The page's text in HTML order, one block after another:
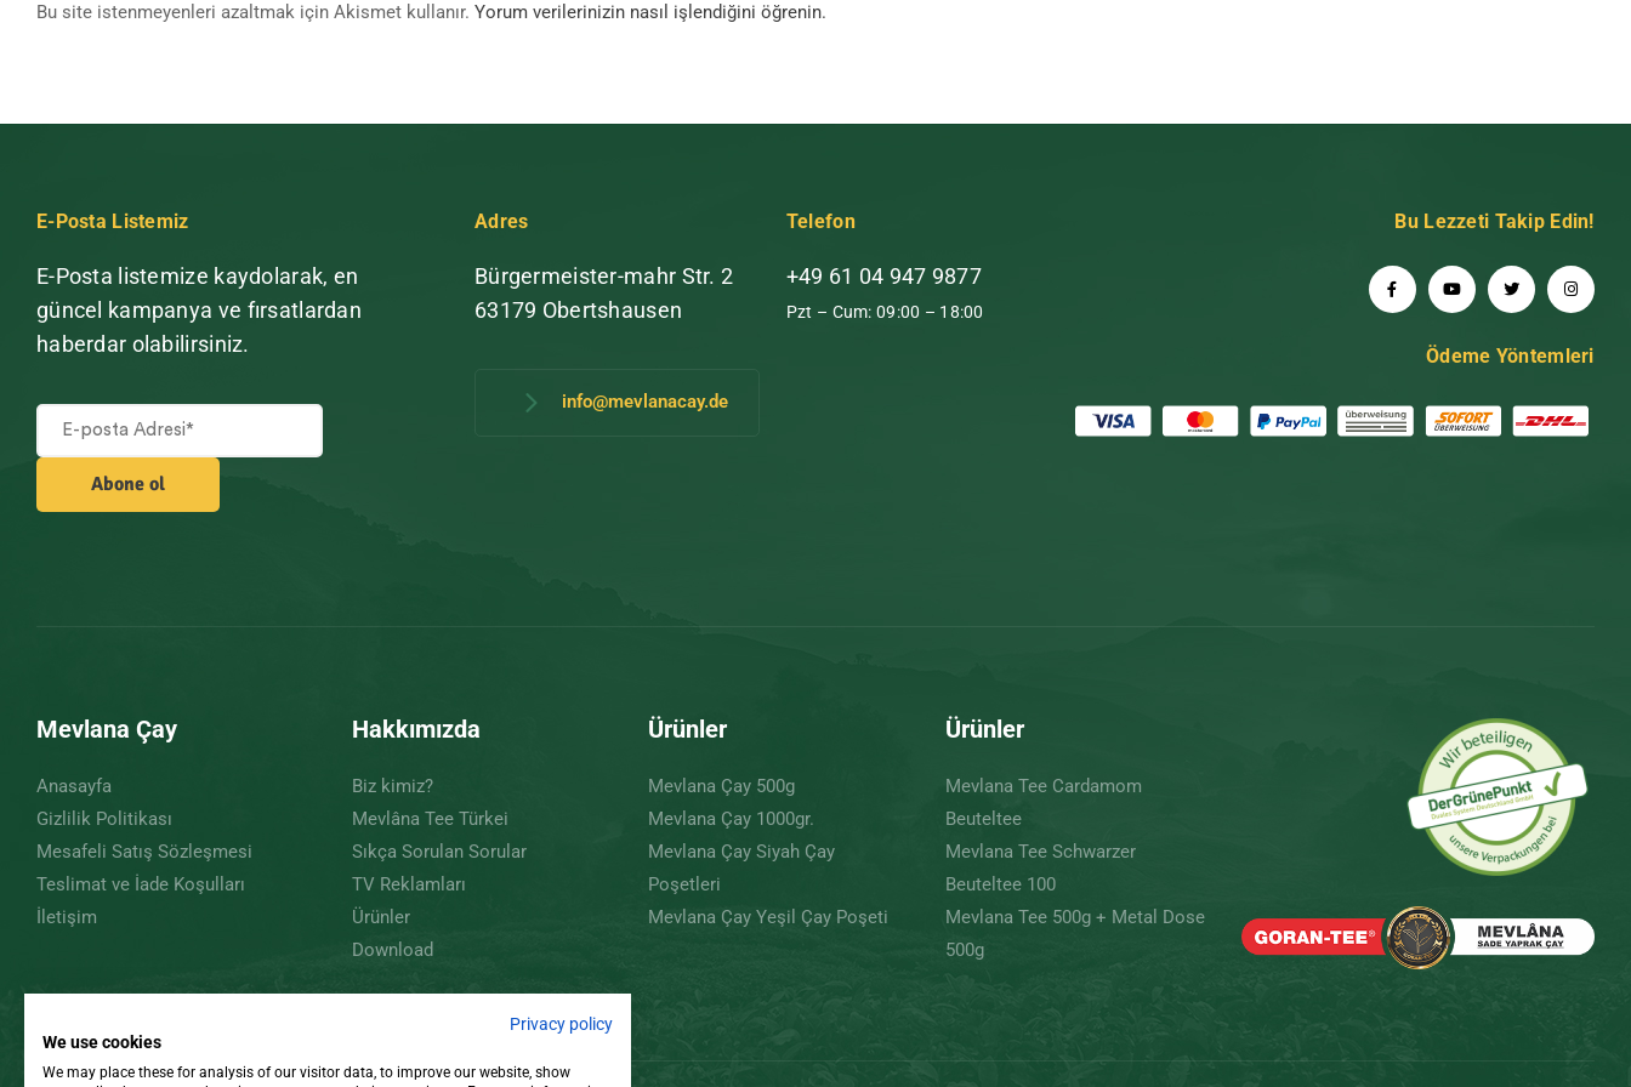
Bu site istenmeyenleri azaltmak için Akismet kullanır. Yorum verilerinizin nasıl işlendiğini öğrenin.
E-Posta Listemiz
E-Posta listemize kaydolarak, en
güncel kampanya ve fırsatlardan
haberdar olabilirsiniz.
Adres
Bürgermeister-mahr Str. 2
63179 Obertshausen
info@mevlanacay.de
Telefon
+49 61 04 947 9877
Pzt – Cum: 09:00 – 18:00
Bu Lezzeti Takip Edin!
Ödeme Yöntemleri
Mevlana Çay
Anasayfa
Gizlilik Politikası
Mesafeli Satış Sözleşmesi
Teslimat ve İade Koşulları
İletişim
Hakkımızda
Biz kimiz?
Mevlâna Tee Türkei
Sıkça Sorulan Sorular
TV Reklamları
Ürünler
Download
Ürünler
Mevlana Çay 500g
Mevlana Çay 1000gr.
Mevlana Çay Siyah Çay
Poşetleri
Mevlana Çay Yeşil Çay Poşeti
Ürünler
Mevlana Tee Cardamom
Beuteltee
Mevlana Tee Schwarzer
Beuteltee 100
Mevlana Tee 500g + Metal Dose
500g
Privacy policy
We use cookies
We may place these for analysis of our visitor data, to improve our website, show